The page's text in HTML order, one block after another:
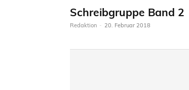
Schreibgruppe Band 2
Redaktion - 20. Februar 2018